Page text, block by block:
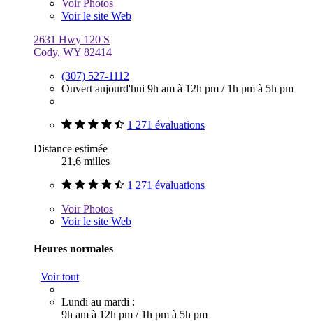
VoirPhotos
Voir le site Web
2631 Hwy 120 S
Cody, WY 82414
(307) 527-1112
Ouvert aujourd'hui 9h am à 12h pm / 1h pm à 5h pm
1 271 évaluations
Distance estimée
21,6 milles
1 271 évaluations
VoirPhotos
Voir le site Web
Heures normales
Voir tout
Lundi au mardi :
9h am à 12h pm / 1h pm à 5h pm